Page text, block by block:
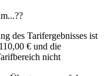
des Tarifergebnisses ist
€ und die
nicht